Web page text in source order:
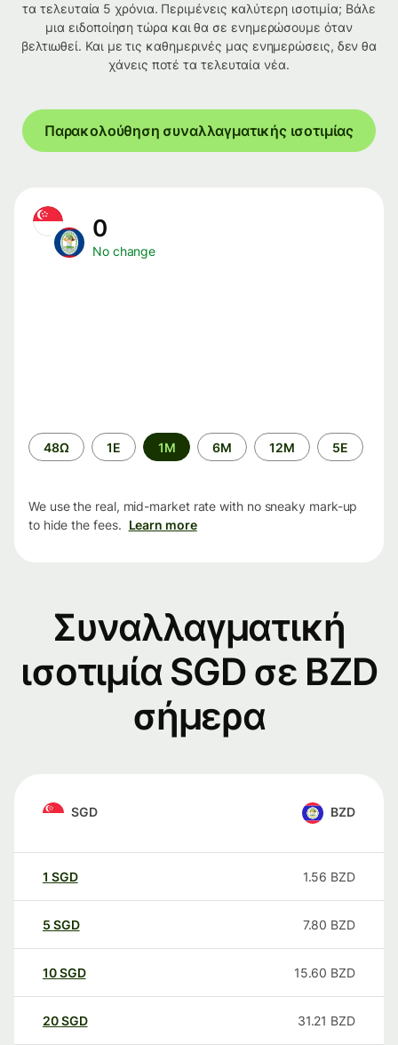
τα τελευταία 5 χρόνια. Περιμένεις καλύτερη ισοτιμία; Βάλε
μια ειδοποίηση τώρα και θα σε ενημερώσουμε όταν
βελτιωθεί. Και με τις καθημερινές μας ενημερώσεις, δεν θα
χάνεις ποτέ τα τελευταία νέα.
Παρακολούθηση συναλλαγματικής ισοτιμίας
0
No change
Time
period
48Ω 1Ε 1M 6M 12M 5Ε
We use the real, mid-market rate with no sneaky mark-up
to hide the fees. Learn more
Συναλλαγματική
ισοτιμία SGD σε BZD
σήμερα
SGD BZD
1 SGD 1.56 BZD
5 SGD 7.80 BZD
10SGD 15.60 BZD
20SGD 31.21 BZD